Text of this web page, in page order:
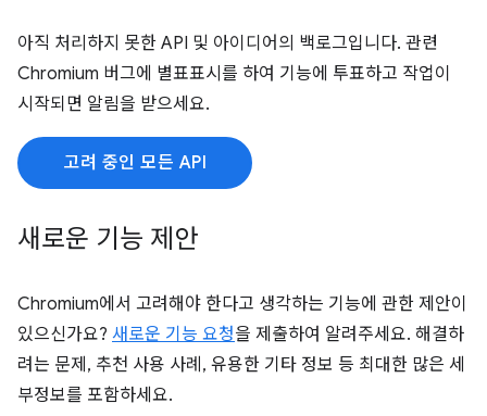
아직 처리하지 못한 API 및 아이디어의 백로그입니다. 관련
Chromium 버그에 별표표시를 하여 기능에 투표하고 작업이
시작되면 알림을 받으세요.
고려 중인 모든 API
새로운 기능 제안
Chromium에서 고려해야 한다고 생각하는 기능에 관한 제안이
있으신가요? 새로운 기능 요청을 제출하여 알려주세요. 해결하
려는 문제, 추천 사용 사례, 유용한 기타 정보 등 최대한 많은 세
부정보를 포함하세요.